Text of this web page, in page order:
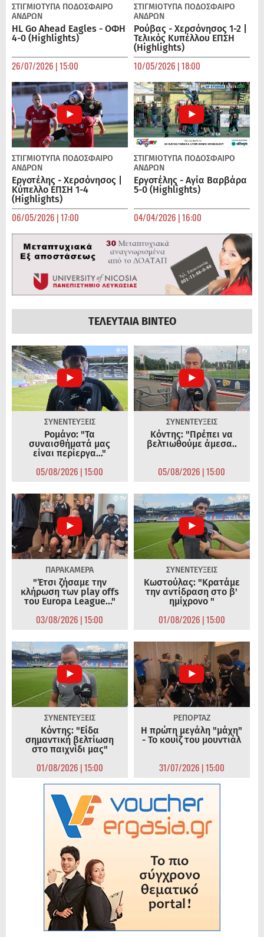
ΣΤΙΓΜΙΟΤΥΠΑ ΠΟΔΌΣΦΑΙΡΟ
ΑΝΔΡΏΝ
HL Go Ahead Eagles - ΟΦΗ
4-0 (Highlights)
26/07/2026 | 15:00
ΣΤΙΓΜΙΟΤΥΠΑ ΠΟΔΌΣΦΑΙΡΟ
ΑΝΔΡΏΝ
Ρούβας - Χερσόνησος 1-2 |
Τελικός Κυπέλλου ΕΠΣΗ
(Highlights)
10/05/2026 | 18:00
ΣΤΙΓΜΙΟΤΥΠΑ ΠΟΔΌΣΦΑΙΡΟ
ΑΝΔΡΏΝ
Εργοτέλης - Χερσόνησος |
Κύπελλο ΕΠΣΗ 1-4
(Highlights)
06/05/2026 | 17:00
ΣΤΙΓΜΙΟΤΥΠΑ ΠΟΔΌΣΦΑΙΡΟ
ΑΝΔΡΏΝ
Εργοτέλης - Αγία Βαρβάρα
5-0 (Highlights)
04/04/2026 | 16:00
ΤΕΛΕΥΤΑΙΑ ΒΙΝΤΕΟ
ΣΥΝΕΝΤΕΥΞΕΙΣ
Ρομάνο: "Τα
συναισθήματά μας
είναι περίεργα..."
05/08/2026 | 15:00
ΣΥΝΕΝΤΕΥΞΕΙΣ
Κόντης: "Πρέπει να
βελτιωθούμε άμεσα..
05/08/2026 | 15:00
ΠΑΡΑΚΑΜΕΡΑ
"Έτσι ζήσαμε την
κλήρωση των play offs
του Europa League..."
03/08/2026 | 15:00
ΣΥΝΕΝΤΕΥΞΕΙΣ
Κωστούλας: "Κρατάμε
την αντίδραση στο β'
ημίχρονο "
01/08/2026 | 15:00
ΣΥΝΕΝΤΕΥΞΕΙΣ
Κόντης: "Είδα
σημαντική βελτίωση
στο παιχνίδι μας"
01/08/2026 | 15:00
ΡΕΠΟΡΤΑΖ
Η πρώτη μεγάλη "μάχη"
- Το κουίζ του μουντιάλ
31/07/2026 | 15:00